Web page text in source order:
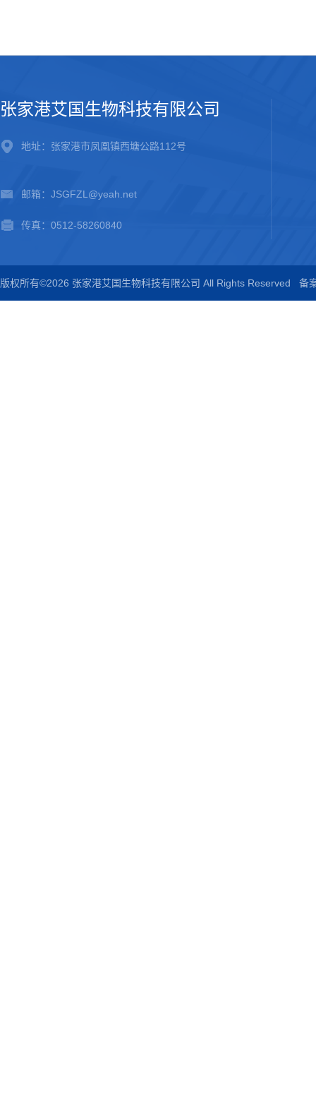
张家港艾国生物科技有限公司
地址：张家港市凤凰镇西塘公路112号
邮箱：JSGFZL@yeah.net
传真：0512-58260840
版权所有©2026 张家港艾国生物科技有限公司 All Rights Reserved 备